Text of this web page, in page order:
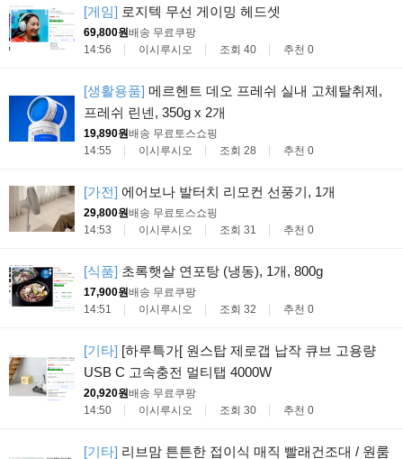
[게임] 로지텍 무선 게이밍 헤드셋
69,800원배송 무료쿠팡
14:56
이시루시오 조회 40 추천 0
[생활용품] 메르헨트 데오 프레쉬 실내 고체탈취제,
프레쉬 린넨, 350g x 2개
19,890원배송 무료토스쇼핑
14:55
이시루시오 조회 28 추천 0
[가전] 에어보나 발터치 리모컨 선풍기, 1개
29,800원배송 무료토스쇼핑
14:53
이시루시오 조회 31 추천 0
[식품] 초록햇살 연포탕 (냉동), 1개, 800g
17,900원배송 무료쿠팡
14:51
이시루시오 조회 32 추천 0
[기타] [하루특가[ 원스탑 제로갭 납작 큐브 고용량
USB C 고속충전 멀티탭 4000W
20,920원배송 무료쿠팡
14:50
이시루시오 조회 30 추천 0
[기타] 리브맘 튼튼한 접이식 매직 빨래건조대 / 원룸